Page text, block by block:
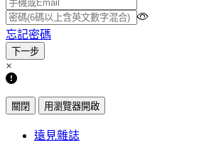
忘記密碼
×
關閉 用瀏覽器開啟
遠見雜誌